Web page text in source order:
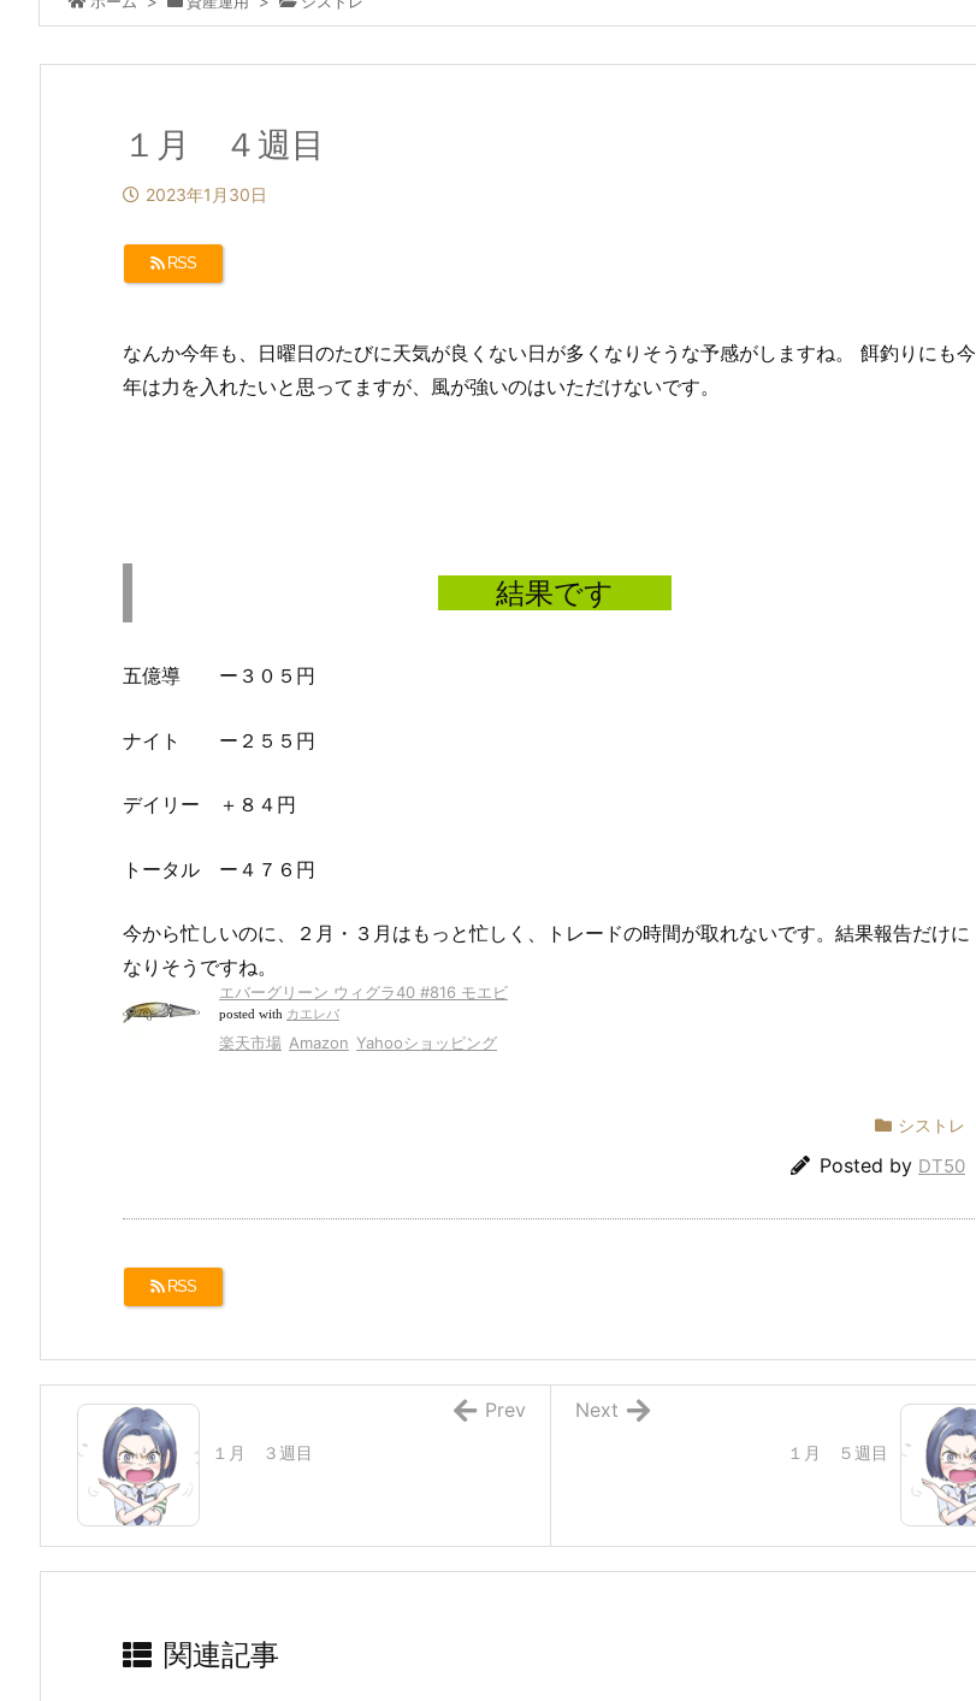
１月 ４週目
2023年1月30日
RSS
なんか今年も、日曜日のたびに天気が良くない日が多くなりそうな予感がしますね。 餌釣りにも今
年は力を入れたいと思ってますが、風が強いのはいただけないです。
結果です
五億導 ー３０５円
ナイト ー２５５円
デイリー ＋８４円
トータル ー４７６円
今から忙しいのに、２月・３月はもっと忙しく、トレードの時間が取れないです。結果報告だけに
なりそうですね。
エバーグリーン ウィグラ40 #816 モエビ
posted with カエレバ
楽天市場 Amazon Yahooショッピング
シストレ
Posted by DT50
RSS
１月 ５週目
Next
１月 ３週目
Prev
関連記事